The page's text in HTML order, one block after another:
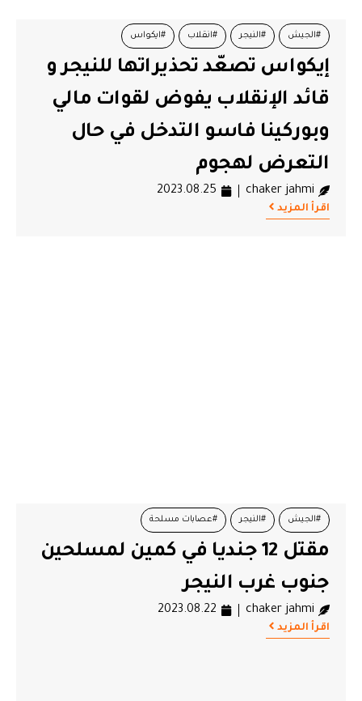
#الجيش #النيجر #انقلاب #ايكواس
إيكواس تصعّد تحذيراتها للنيجر و
قائد الإنقلاب يفوض لقوات مالي
وبوركينا فاسو التدخل في حال
التعرض لهجوم
chaker jahmi
2023.08.25
اقرأ المزيد
#الجيش #النيجر #عصابات مسلحة
مقتل 12 جنديا في كمين لمسلحين
جنوب غرب النيجر
chaker jahmi
2023.08.22
اقرأ المزيد